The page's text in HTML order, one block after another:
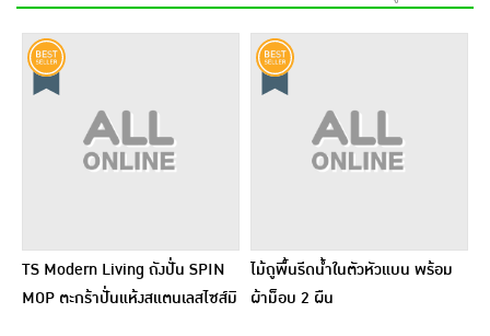
TS Modern Living ถังปั่น SPIN
MOP ตะกร้าปั่นแห้งสแตนเลสไซส์มิ
ไม้ถูพื้นรีดน้ำในตัวหัวแบน พร้อม
ผ้าม็อบ 2 ผืน